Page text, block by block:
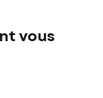
vous